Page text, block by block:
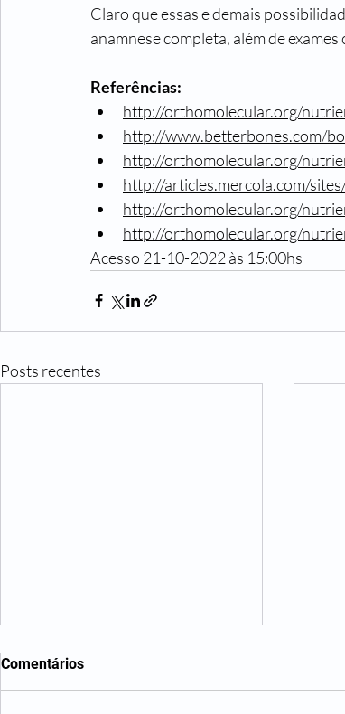
Claro que essas e demais
anamnese completa, além de
Referências:
http://orthomolecular.org/
http://www.betterbones.com/
http://orthomolecular.org/
http://articles.mercola.com/
http://orthomolecular.org/
http://orthomolecular.org/
Acesso 21-10-2022 às 15:00hs
Posts recentes
Comentários